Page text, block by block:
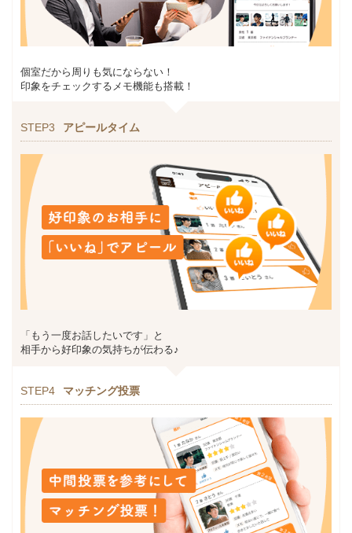
個室だから周りも気にならない！
印象をチェックするメモ機能も搭載！
STEP3 アピールタイム
「もう一度お話したいです」と
相手から好印象の気持ちが伝わる♪
STEP4 マッチング投票